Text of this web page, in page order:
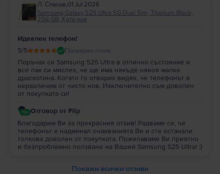
Л. Спасов,01 Jul 2026
Samsung Galaxy S25 Ultra 5G Dual Sim, Titanium Black,
256 GB, Като нов
Идеален телефон!
5/5 Проверен отзив
Поръчах си Samsung S25 Ultra в отлично състояние и
все пак си мислех, че ще има някъде някоя малка
драскотина. Когато го отворих видях, че телефонът е
неразличим от чисто нов. Изключително съм доволен
от покупката си!
Отговор от Flip
Благодарим Ви за прекрасния отзив! Радваме се, че
телефонът е надминал очакванията Ви и сте останали
толкова доволен от покупката. Пожелаваме Ви приятно
и безпроблемно ползване на Вашия Samsung S25 Ultra! :)
Покажи всички отзиви